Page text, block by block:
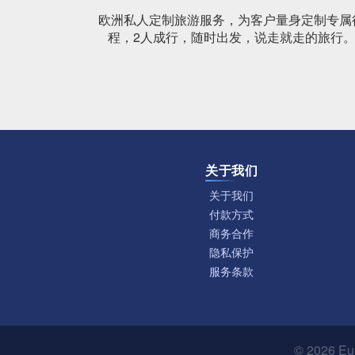
欧洲私人定制旅游服务，为客户量身定制专
程，2人成行，随时出发，说走就走的旅行。
关于我们
关于我们
付款方式
商务合作
隐私保护
服务条款
© 2026